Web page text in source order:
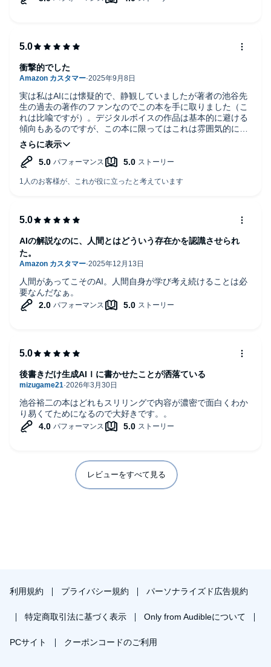
実は私はAIには懐疑的で、静観していましたが著者の池谷先
生の過去の著作のファンなのでこの本を手に取りました（こ
れは比喩ですが）。デジタルボイスの作品は基本的に避ける
傾向もあるのですが、この本に限ってはこれは雰囲気的に著
者よりもAIが語っているようで独特なリスニング環境だった
と思います。兎にも角にも、素朴な見方では全面的に同調し
ますが、ユゥァルノァハラリ氏の警鐘にも同調する立場です
と思いました。
衝撃的でした
人間があってこそのAI。人間自身が学び考え続けることは必
要なんだなぁ。
AIの解説なのに、人間とはどういう存在かを認識させられ
た。
池谷裕二の本はどれもスリリングで内容が濃密で面白くわか
り易くてためになるので大好きです。。
後書きだけ生成AIＩに書かせたことが洒落ている
レビューをすべて見る
利用規約 プライバシー規約 パーソナライズド広告規約
特定商取引法に基づく表示 Only from Audibleについて
PCサイト クーポンコードのご利用